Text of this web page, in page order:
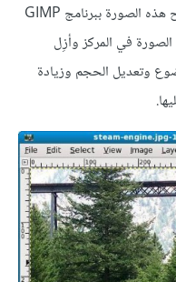
القديمة) هي صورة لقطار بخاري لذا سنفتح هذه الصورة ببرنامج GIMP
في المركز وأزِل
وتعديل الحجم وزيادة